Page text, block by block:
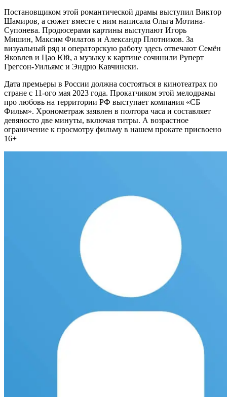
Постановщиком этой романтической драмы выступил Виктор
Шамиров, а сюжет вместе с ним написала Ольга Мотина-
Супонева. Продюсерами картины выступают Игорь
Мишин, Максим Филатов и Александр Плотников. За
визуальный ряд и операторскую работу здесь отвечают Семён
Яковлев и Цао Юй, а музыку к картине сочинили Руперт
Грегсон-Уильямс и Эндрю Кавчински.
Дата премьеры в России должна состояться в кинотеатрах по
стране с 11-ого мая 2023 года. Прокатчиком этой мелодрамы
про любовь на территории РФ выступает компания «СБ
Фильм». Хронометраж заявлен в полтора часа и составляет
девяносто две минуты, включая титры. А возрастное
ограничение к просмотру фильму в нашем прокате присвоено
16+